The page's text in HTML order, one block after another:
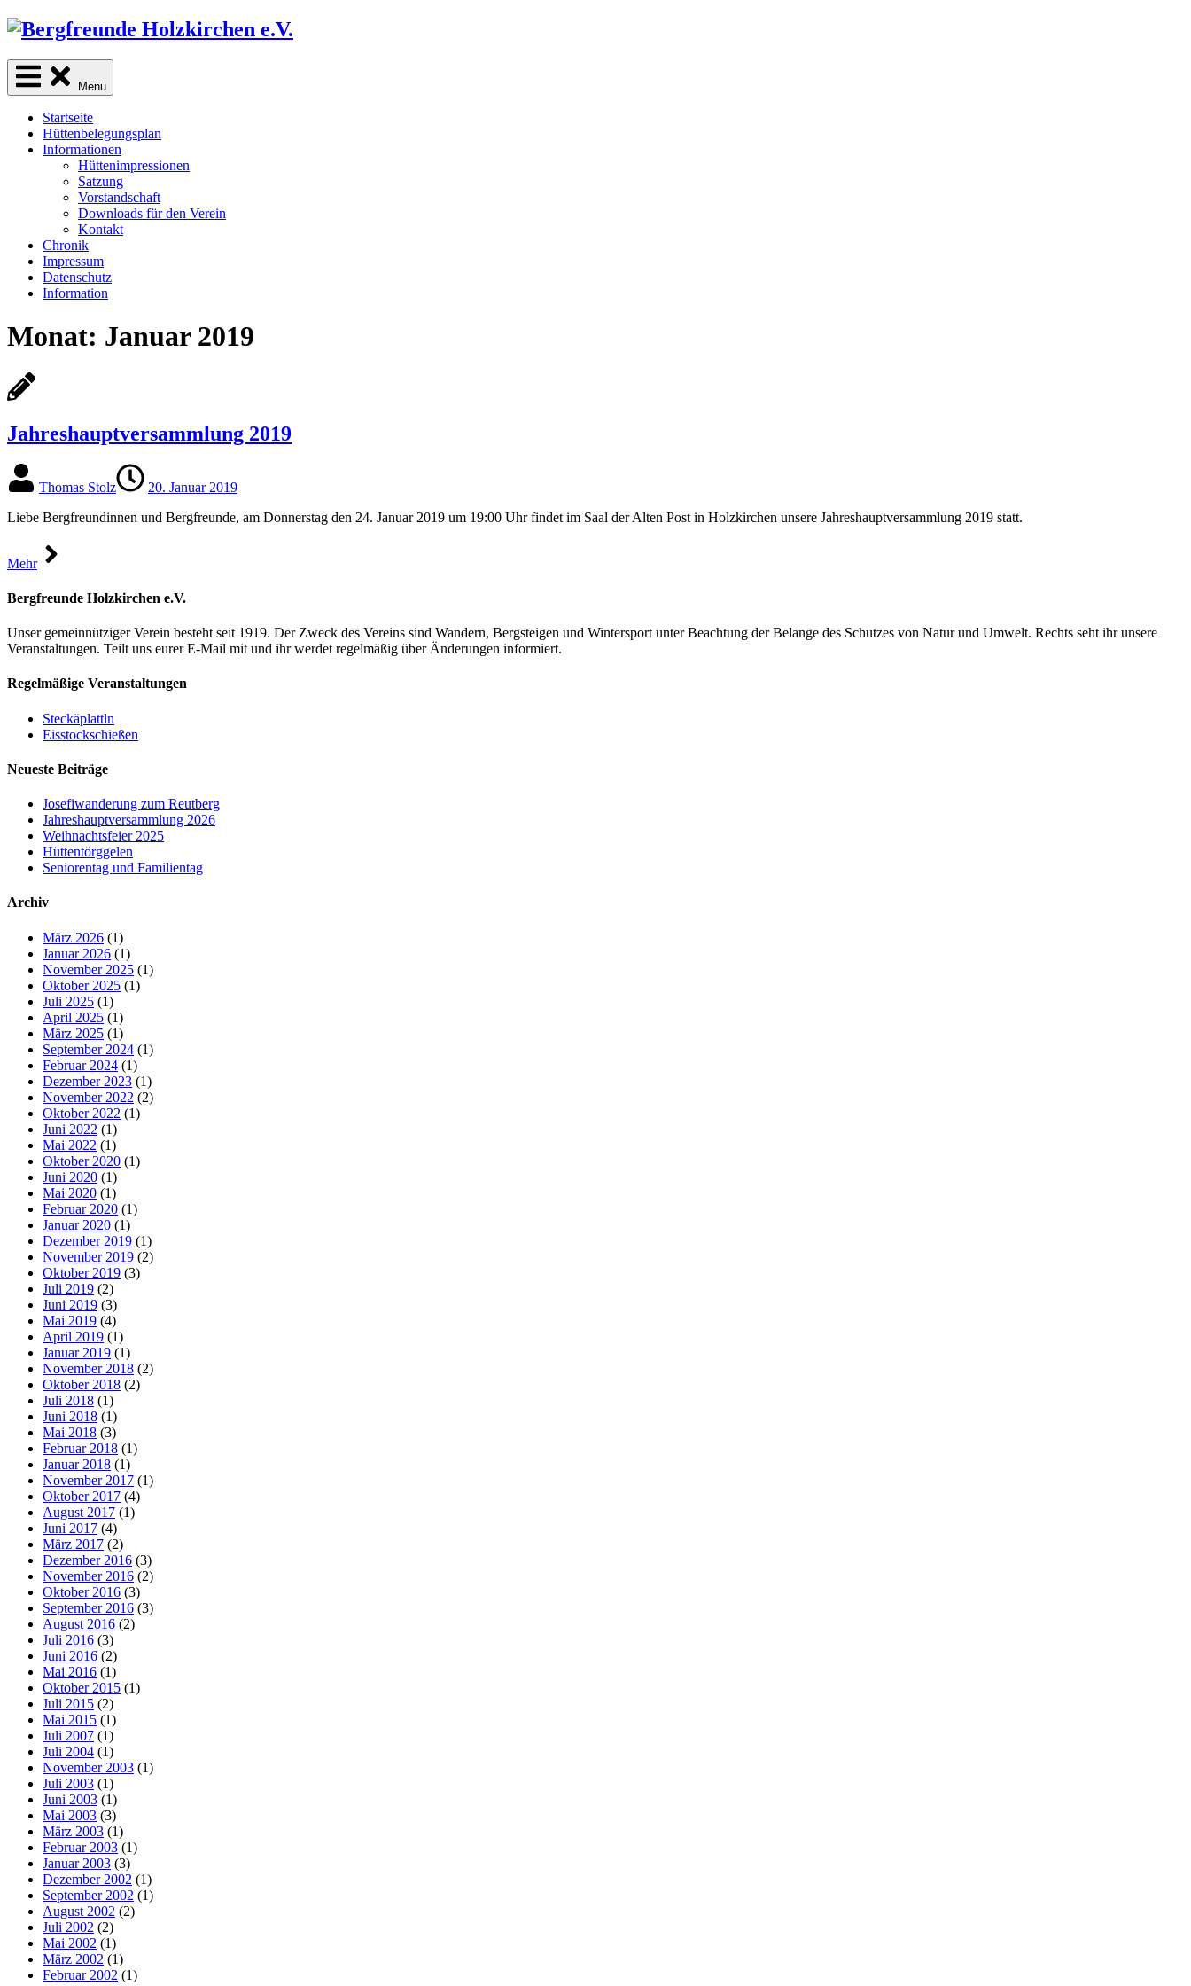
Skip
content
sind Freunde der Natur
Menu
Startseite
Hüttenbelegungsplan
Informationen
Hüttenimpressionen
Satzung
Vorstandschaft
Downloads für den Verein
Kontakt
Chronik
Impressum
Datenschutz
Information
Monat: Januar 2019
Jahreshauptversammlung 2019
Thomas Stolz
20. Januar 2019
Liebe Bergfreundinnen und Bergfreunde, am Donnerstag den 24. Januar 2019 um 19:00 Uhr findet im Saal der Alten Post in Holzkirchen unsere Jahreshauptversammlung 2019 statt.
Mehr
Bergfreunde Holzkirchen e.V.
Unser gemeinnütziger Verein besteht seit 1919. Der Zweck des Vereins sind Wandern, Bergsteigen und Wintersport unter Beachtung der Belange des Schutzes von Natur und Umwelt. Rechts seht ihr unsere
Veranstaltungen. Teilt uns eurer E-Mail mit und ihr werdet regelmäßig über Änderungen informiert.
Regelmäßige Veranstaltungen
Steckäplattln
Eisstockschießen
Neueste Beiträge
Josefiwanderung zum Reutberg
Jahreshauptversammlung 2026
Weihnachtsfeier 2025
Hüttentörggelen
Seniorentag und Familientag
Archiv
März 2026 (1)
Januar 2026 (1)
November 2025 (1)
Oktober 2025 (1)
Juli 2025 (1)
April 2025 (1)
März 2025 (1)
September 2024 (1)
Februar 2024 (1)
Dezember 2023 (1)
November 2022 (2)
Oktober 2022 (1)
Juni 2022 (1)
Mai 2022 (1)
Oktober 2020 (1)
Juni 2020 (1)
Mai 2020 (1)
Februar 2020 (1)
Januar 2020 (1)
Dezember 2019 (1)
November 2019 (2)
Oktober 2019 (3)
Juli 2019 (2)
Juni 2019 (3)
Mai 2019 (4)
April 2019 (1)
Januar 2019 (1)
November 2018 (2)
Oktober 2018 (2)
Juli 2018 (1)
Juni 2018 (1)
Mai 2018 (3)
Februar 2018 (1)
Januar 2018 (1)
November 2017 (1)
Oktober 2017 (4)
August 2017 (1)
Juni 2017 (4)
März 2017 (2)
Dezember 2016 (3)
November 2016 (2)
Oktober 2016 (3)
September 2016 (3)
August 2016 (2)
Juli 2016 (3)
Juni 2016 (2)
Mai 2016 (1)
Oktober 2015 (1)
Juli 2015 (2)
Mai 2015 (1)
Juli 2007 (1)
Juli 2004 (1)
November 2003 (1)
Juli 2003 (1)
Juni 2003 (1)
Mai 2003 (3)
März 2003 (1)
Februar 2003 (1)
Januar 2003 (3)
Dezember 2002 (1)
September 2002 (1)
August 2002 (2)
Juli 2002 (2)
Mai 2002 (1)
März 2002 (1)
Februar 2002 (1)